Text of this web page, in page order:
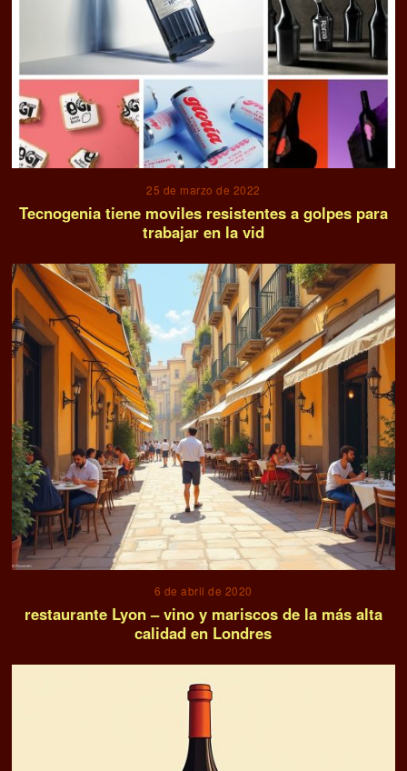
25 de marzo de 2022
Tecnogenia tiene moviles resistentes a golpes para
trabajar en la vid
6 de abril de 2020
restaurante Lyon – vino y mariscos de la más alta
calidad en Londres